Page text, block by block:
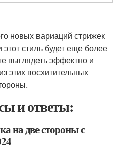
новых вариаций стрижек
стиль будет еще более
выглядеть эффектно и
этих восхитительных
и ответы:
на две стороны с